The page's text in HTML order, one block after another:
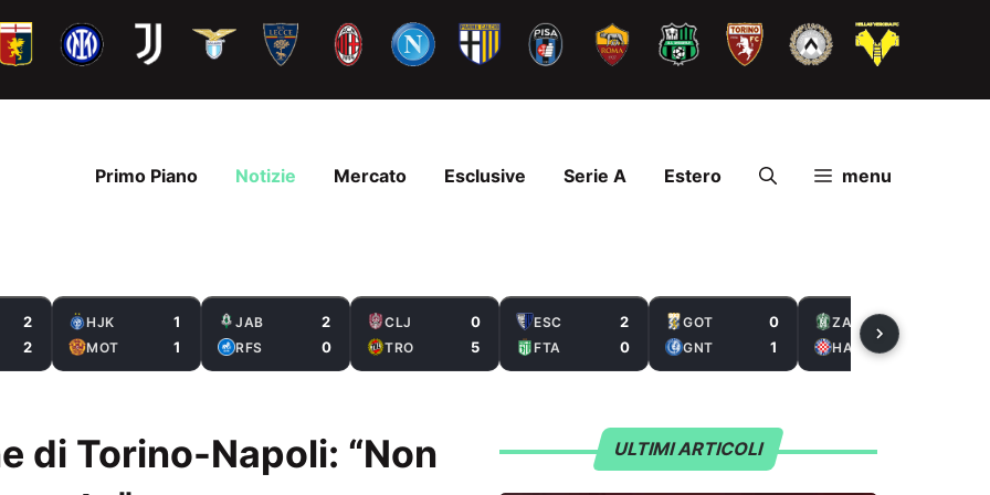
Primo Piano Notizie Mercato Esclusive Serie A Estero menu
2
2
HJK 1
MOT 1
JAB 2
RFS 0
CLJ 0
TRO 5
ESC 2
FTA 0
GOT 0
GNT 1
ZAL
HAS
di Torino-Napoli: “Non
ULTIMI ARTICOLI